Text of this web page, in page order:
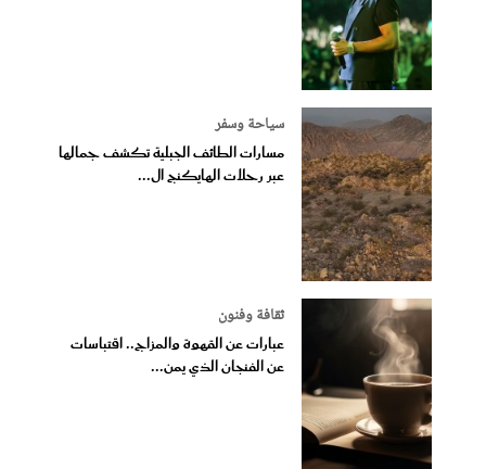
سياحة وسفر
مسارات الطائف الجبلية تكشف جمالها
عبر رحلات الهايكنج ال...
ثقافة وفنون
عبارات عن القهوة والمزاج.. اقتباسات
عن الفنجان الذي يمن...